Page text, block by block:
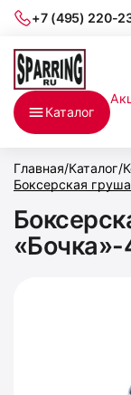
+7 (495) 220-
Каталог
Главная/Каталог/
Боксерская
«Бочка»-